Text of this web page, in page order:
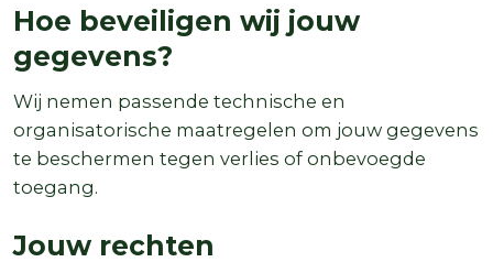
Hoe beveiligen wij jouw
gegevens?
Wij nemen passende technische en
organisatorische maatregelen om jouw gegevens
te beschermen tegen verlies of onbevoegde
toegang.
Jouw rechten